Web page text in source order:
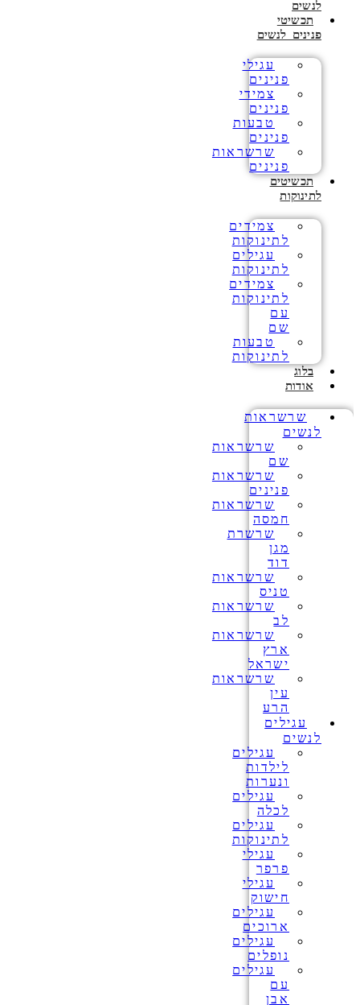
לנשים
תכשיטי
פנינים לנשים
עגילי
פנינים
צמידי
פנינים
טבעות
פנינים
שרשראות
פנינים
תכשיטים
לתינוקות
צמידים
לתינוקות
עגילים
לתינוקות
צמידים
לתינוקות
עם
שם
טבעות
לתינוקות
בלוג
אודות
שרשראות
לנשים
שרשראות
שם
שרשראות
פנינים
שרשראות
חמסה
שרשרת
מגן
דוד
שרשראות
טניס
שרשראות
לב
שרשראות
ארץ
ישראל
שרשראות
עין
הרע
עגילים
לנשים
עגילים
לילדות
ונערות
עגילים
לכלה
עגילים
לתינוקות
עגילי
פרפר
עגילי
חישוק
עגילים
ארוכים
עגילים
נופלים
עגילים
עם
אבן